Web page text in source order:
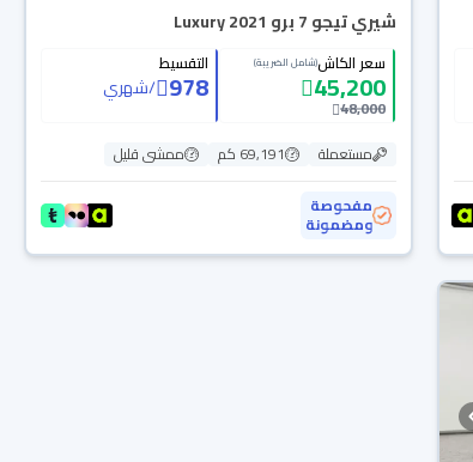
شيري تيجو 7 برو Luxury 2021
سعر الكاش(شامل الضريبة)
45,200
48,000
التقسيط
978
/شهري
مستعملة 69,191 كم
ممشى قليل
مفحوصة
ومضمونة